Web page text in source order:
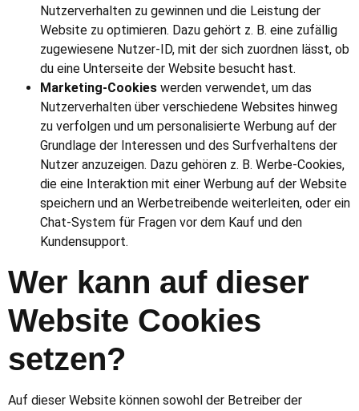
Nutzerverhalten zu gewinnen und die Leistung der
Website zu optimieren. Dazu gehört z. B. eine zufällig
zugewiesene Nutzer-ID, mit der sich zuordnen lässt, ob
du eine Unterseite der Website besucht hast.
Marketing-Cookies werden verwendet, um das
Nutzerverhalten über verschiedene Websites hinweg
zu verfolgen und um personalisierte Werbung auf der
Grundlage der Interessen und des Surfverhaltens der
Nutzer anzuzeigen. Dazu gehören z. B. Werbe-Cookies,
die eine Interaktion mit einer Werbung auf der Website
speichern und an Werbetreibende weiterleiten, oder ein
Chat-System für Fragen vor dem Kauf und den
Kundensupport.
Wer kann auf dieser
Website Cookies
setzen?
Auf dieser Website können sowohl der Betreiber der